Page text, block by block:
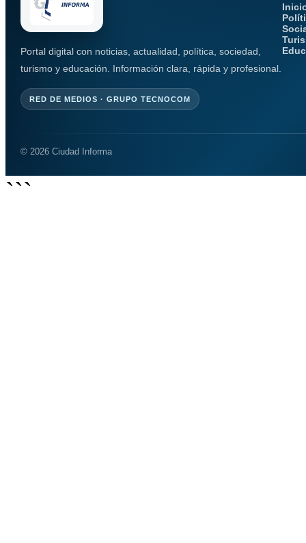
Portal digital con noticias, actualidad, política, sociedad,
turismo y educación. Información clara, rápida y profesional.
RED DE MEDIOS · GRUPO TECNOCOM
© 2026 Ciudad Informa
```